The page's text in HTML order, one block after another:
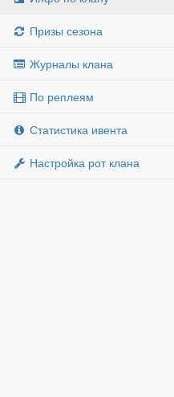
Призы сезона
Журналы клана
По реплеям
Статистика ивента
Настройка рот клана